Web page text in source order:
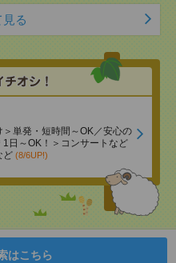
る
＞単発・短時間～OK／安心の
日～OK！＞コンサートなど
ど (8/6UP!)
はこちら